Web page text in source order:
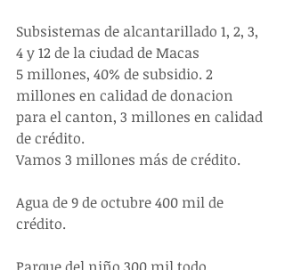
Subsistemas de alcantarillado 1, 2, 3,
4 y 12 de la ciudad de Macas
5 millones, 40% de subsidio. 2
millones en calidad de donacion
para el canton, 3 millones en calidad
de crédito.
Vamos 3 millones más de crédito.
Agua de 9 de octubre 400 mil de
crédito.